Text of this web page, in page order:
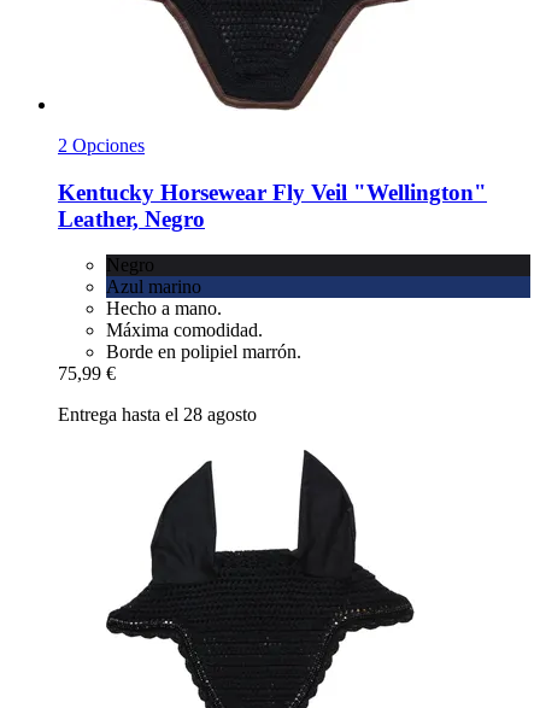
2 Opciones
Kentucky Horsewear Fly Veil "Wellington"
Leather, Negro
Negro
Azul marino
Hecho a mano.
Máxima comodidad.
Borde en polipiel marrón.
75,99 €
Entrega hasta el 28 agosto